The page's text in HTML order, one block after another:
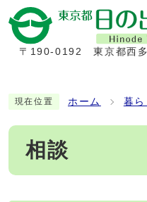
〒190-0192
東京都西
現在位置 ホーム 暮ら
相談